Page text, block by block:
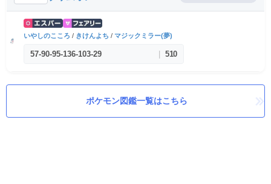
いやしのこころ / きけんよち / マジックミラー(夢)
57-90-95-136-103-29 510
ポケモン図鑑一覧はこちら